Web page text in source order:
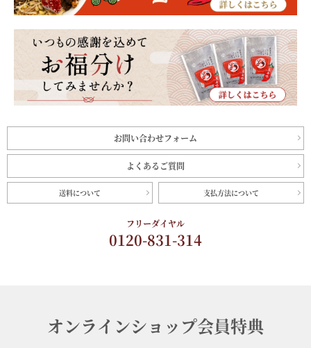
お問い合わせフォーム
よくあるご質問
送料について 支払方法について
フリーダイヤル
0120-831-314
オンラインショップ会員特典